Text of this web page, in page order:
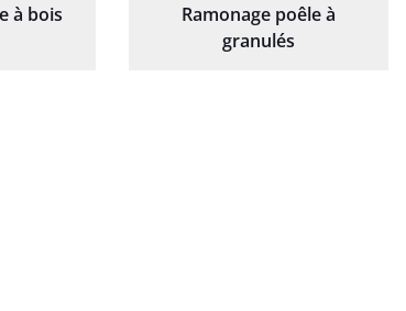
à bois
Ramonage poêle à
granulés